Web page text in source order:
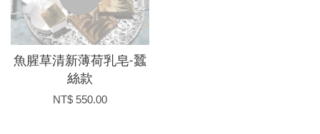
魚腥草清新薄荷乳皂-蠶
絲款
NT$ 550.00